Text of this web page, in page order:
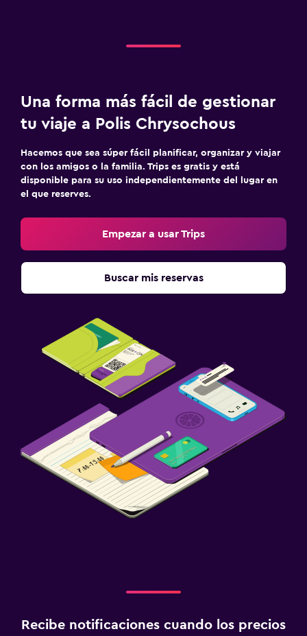
Cuidado de niños o guardería
Piscina (para niños)
Lavandería
Sofá cama
Fax/fotocopiadora
Gimnasio
Una forma más fácil de gestionar
tu viaje a Polis Chrysochous
Hacemos que sea súper fácil planificar, organizar y viajar
con los amigos o la familia. Trips es gratis y está
disponible para su uso independientemente del lugar en
el que reserves.
Empezar a usar Trips
Buscar mis reservas
Recibe notificaciones cuando los precios